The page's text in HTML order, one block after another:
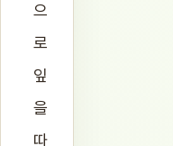
으
로
잎
을
따